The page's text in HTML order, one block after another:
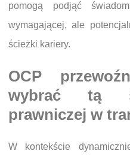
pomogą podjąć
wymagającej, ale
ścieżki kariery.
OCP
wybrać tą
prawniczej w
W kontekście